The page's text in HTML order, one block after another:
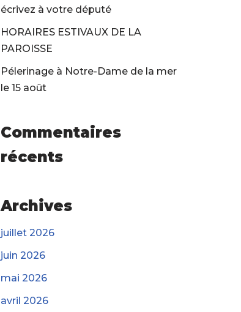
écrivez à votre député
HORAIRES ESTIVAUX DE LA
PAROISSE
Pélerinage à Notre-Dame de la mer
le 15 août
Commentaires
récents
Archives
juillet 2026
juin 2026
mai 2026
avril 2026